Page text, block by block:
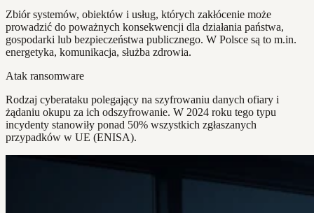
Zbiór systemów, obiektów i usług, których zakłócenie może
prowadzić do poważnych konsekwencji dla działania państwa,
gospodarki lub bezpieczeństwa publicznego. W Polsce są to m.in.
energetyka, komunikacja, służba zdrowia.
Atak ransomware
Rodzaj cyberataku polegający na szyfrowaniu danych ofiary i
żądaniu okupu za ich odszyfrowanie. W 2024 roku tego typu
incydenty stanowiły ponad 50% wszystkich zgłaszanych
przypadków w UE (ENISA).